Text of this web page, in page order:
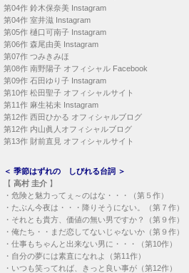
第04作 鈴木保奈美 Instagram
第04作 室井滋 Instagram
第05作 樋口可南子 Instagram
第06作 森尾由美 Instagram
第07作 つみきみほ
第08作 南野陽子 オフィシャル Facebook
第09作 石田ゆり子 Instagram
第10作 松田聖子 オフィシャルサイト
第11作 麻生祐未 Instagram
第12作 西田ひかる オフィシャルブログ
第12作 内山眞人オフィシャルブログ
第13作 財前直見 オフィシャルサイト
＜ 季節はずれの しびれる台詞 ＞
【 高村 圭介 】
・ 危険と魅力ってぇ～のはな・・・（第５作）
・ たぶん今夜は・・・降りそうにない。（第７作）
・ それとも貴方、価値の無い男ですか？（第９作）
・ 俺たち・・まだ恋してないじゃないか（第９作）
・ 仕事もちゃんと出来ない男に・・・（第10作）
・ 自分の夢には素直になれよ（第11作）
・ いつも笑ってれば、きっと良い事が（第12作）